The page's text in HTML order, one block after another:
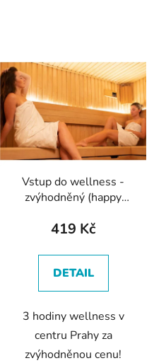
Vstup do wellness -
zvýhodněný (happy
419 Kč
DETAIL
3 hodiny wellness v
centru Prahy za
zvýhodněnou cenu!